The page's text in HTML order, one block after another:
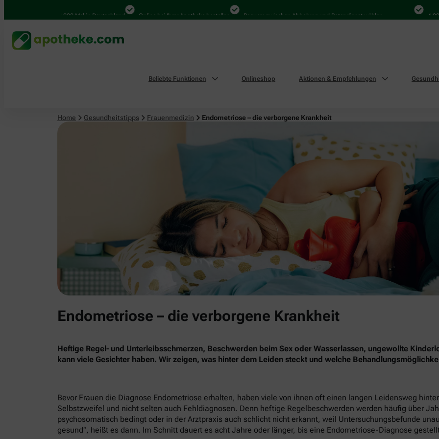
4.000 Mal in Deutschland Online bei Ihrer Apotheke bestellen Bequem zwischen Abholung und Botendienst wählen 4.000
Beliebte Funktionen Onlineshop Aktionen & Empfehlungen
Home Gesundheitstipps Frauenmedizin Endometriose – die verborgene Krankheit
Endometriose – die verborgene Krankheit
Heftige Regel- und Unterleibsschmerzen, Beschwerden beim Sex oder Wasserlassen, ungewollte
kann viele Gesichter haben. Wir zeigen, was hinter dem Leiden steckt und welche
Bevor Frauen die Diagnose Endometriose erhalten, haben viele von ihnen oft einen langen Leidensweg
Selbstzweifel und nicht selten auch Fehldiagnosen. Denn heftige Regelbeschwerden werden häufig über
psychosomatisch bedingt oder in der Arztpraxis auch schlicht nicht erkannt, weil Untersuchungsbefunde
gesund“, heißt es dann. Im Schnitt dauert es acht Jahre oder länger, bis eine Endometriose-Diagnose